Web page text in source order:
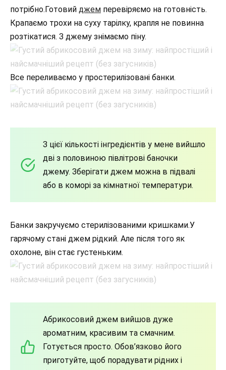
потрібно.Готовий джем перевіряємо на готовність.
Крапаємо трохи на суху тарілку, крапля не повинна
розтікатися. З джему знімаємо піну.
Все переливаємо у простерилізовані банки.
З цієї кількості інгредієнтів у мене вийшло
дві з половиною півлітрові баночки
джему. Зберігати джем можна в підвалі
або в коморі за кімнатної температури.
Банки закручуємо стерилізованими кришками.У
гарячому стані джем рідкий. Але після того як
охолоне, він стає густеньким.
Абрикосовий джем вийшов дуже
ароматним, красивим та смачним.
Готується просто. Обов’язково його
приготуйте, щоб порадувати рідних і